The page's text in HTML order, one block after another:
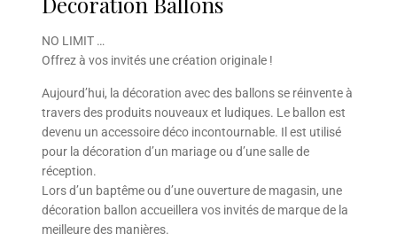
NO LIMIT …
Offrez à vos invités une création originale !
Aujourd’hui, la décoration avec des ballons se réinvente à
travers des produits nouveaux et ludiques. Le ballon est
devenu un accessoire déco incontournable. Il est utilisé
pour la décoration d’un mariage ou d’une salle de
réception.
Lors d’un baptême ou d’une ouverture de magasin, une
décoration ballon accueillera vos invités de marque de la
meilleure des manières.